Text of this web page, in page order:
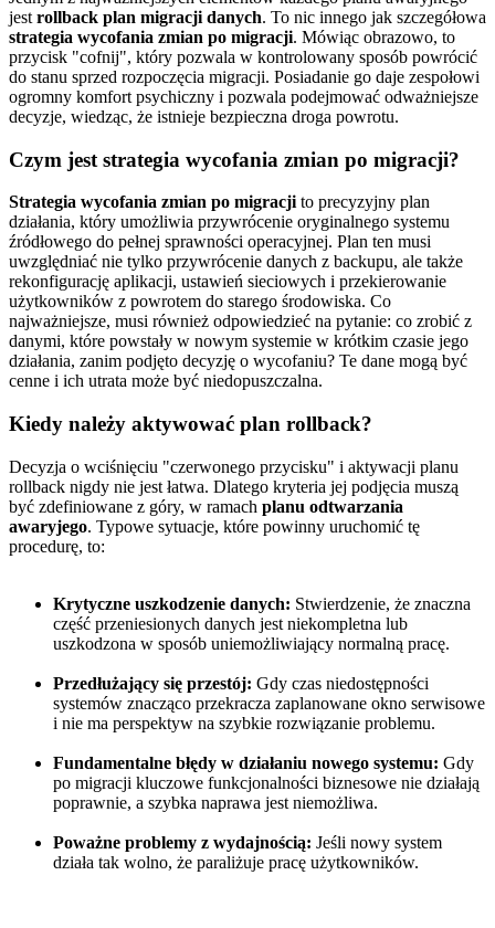
jest rollback plan migracji danych. To nic innego jak szczegółowa
strategia wycofania zmian po migracji. Mówiąc obrazowo, to
przycisk "cofnij", który pozwala w kontrolowany sposób powrócić
do stanu sprzed rozpoczęcia migracji. Posiadanie go daje zespołowi
ogromny komfort psychiczny i pozwala podejmować odważniejsze
decyzje, wiedząc, że istnieje bezpieczna droga powrotu.
Czym jest strategia wycofania zmian po migracji?
Strategia wycofania zmian po migracji to precyzyjny plan
działania, który umożliwia przywrócenie oryginalnego systemu
źródłowego do pełnej sprawności operacyjnej. Plan ten musi
uwzględniać nie tylko przywrócenie danych z backupu, ale także
rekonfigurację aplikacji, ustawień sieciowych i przekierowanie
użytkowników z powrotem do starego środowiska. Co
najważniejsze, musi również odpowiedzieć na pytanie: co zrobić z
danymi, które powstały w nowym systemie w krótkim czasie jego
działania, zanim podjęto decyzję o wycofaniu? Te dane mogą być
cenne i ich utrata może być niedopuszczalna.
Kiedy należy aktywować plan rollback?
Decyzja o wciśnięciu "czerwonego przycisku" i aktywacji planu
rollback nigdy nie jest łatwa. Dlatego kryteria jej podjęcia muszą
być zdefiniowane z góry, w ramach planu odtwarzania
awaryjego. Typowe sytuacje, które powinny uruchomić tę
procedurę, to:
Krytyczne uszkodzenie danych: Stwierdzenie, że znaczna
część przeniesionych danych jest niekompletna lub
uszkodzona w sposób uniemożliwiający normalną pracę.
Przedłużający się przestój: Gdy czas niedostępności
systemów znacząco przekracza zaplanowane okno serwisowe
i nie ma perspektyw na szybkie rozwiązanie problemu.
Fundamentalne błędy w działaniu nowego systemu: Gdy
po migracji kluczowe funkcjonalności biznesowe nie działają
poprawnie, a szybka naprawa jest niemożliwa.
Poważne problemy z wydajnością: Jeśli nowy system
działa tak wolno, że paraliżuje pracę użytkowników.